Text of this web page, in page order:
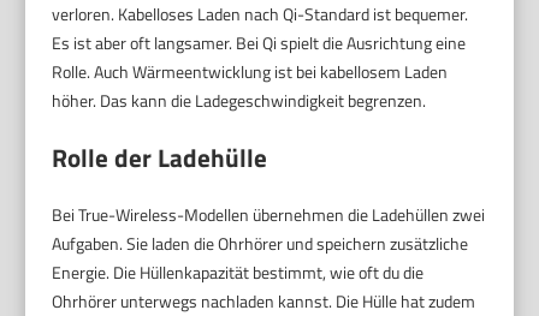
verloren. Kabelloses Laden nach Qi-Standard ist bequemer.
Es ist aber oft langsamer. Bei Qi spielt die Ausrichtung eine
Rolle. Auch Wärmeentwicklung ist bei kabellosem Laden
höher. Das kann die Ladegeschwindigkeit begrenzen.
Rolle der Ladehülle
Bei True-Wireless-Modellen übernehmen die Ladehüllen zwei
Aufgaben. Sie laden die Ohrhörer und speichern zusätzliche
Energie. Die Hüllenkapazität bestimmt, wie oft du die
Ohrhörer unterwegs nachladen kannst. Die Hülle hat zudem